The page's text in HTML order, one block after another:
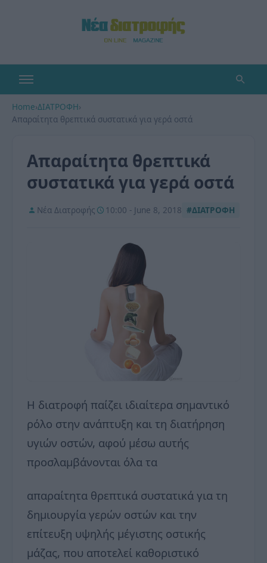
Home›ΔΙΑΤΡΟΦΗ›
Απαραίτητα θρεπτικά συστατικά για γερά οστά
Απαραίτητα θρεπτικά
συστατικά για γερά οστά
Νέα Διατροφής 10:00 - June 8, 2018 #ΔΙΑΤΡΟΦΗ
Η διατροφή παίζει ιδιαίτερα σημαντικό
ρόλο στην ανάπτυξη και τη διατήρηση
υγιών οστών, αφού μέσω αυτής
προσλαμβάνονται όλα τα
απαραίτητα θρεπτικά συστατικά για τη
δημιουργία γερών οστών και την
επίτευξη υψηλής μέγιστης οστικής
μάζας, που αποτελεί καθοριστικό